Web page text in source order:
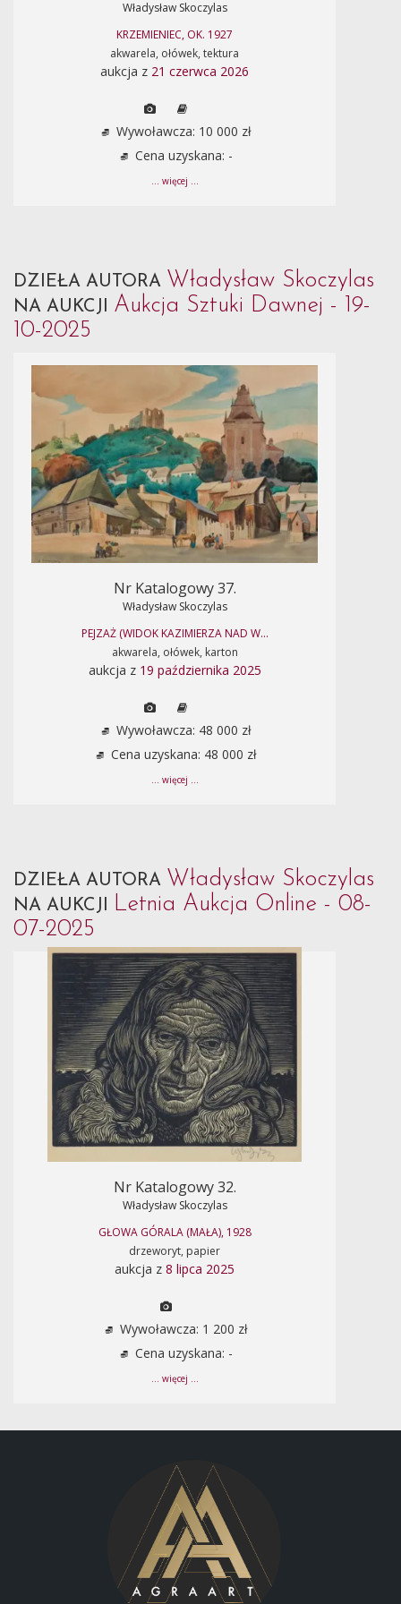
Władysław Skoczylas
KRZEMIENIEC, OK. 1927
akwarela, ołówek, tektura
aukcja z 21 czerwca 2026
Wywoławcza: 10 000 zł
Cena uzyskana: -
... więcej ...
DZIEŁA AUTORA Władysław Skoczylas
NA AUKCJI Aukcja Sztuki Dawnej - 19-
10-2025
Nr Katalogowy 37.
Władysław Skoczylas
PEJZAŻ (WIDOK KAZIMIERZA NAD W...
akwarela, ołówek, karton
aukcja z 19 października 2025
Wywoławcza: 48 000 zł
Cena uzyskana: 48 000 zł
... więcej ...
DZIEŁA AUTORA Władysław Skoczylas
NA AUKCJI Letnia Aukcja Online - 08-
07-2025
Nr Katalogowy 32.
Władysław Skoczylas
GŁOWA GÓRALA (MAŁA), 1928
drzeworyt, papier
aukcja z 8 lipca 2025
Wywoławcza: 1 200 zł
Cena uzyskana: -
... więcej ...